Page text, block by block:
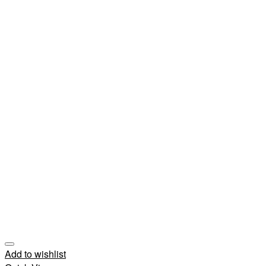
Add to wishlist